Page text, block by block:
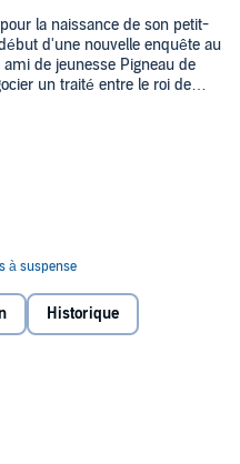
la naissance de son petit-
d'une nouvelle enquête au
de jeunesse Pigneau de
un traité entre le roi de
épuisé par le déficit
des ennemis extérieurs
va se jeter dans une
Il devra aussi affronter
du roi de Cochinchine
d'Annam. Le héros
de Gouges.
se trouve au centre d'une
d'État et un cas
Historique